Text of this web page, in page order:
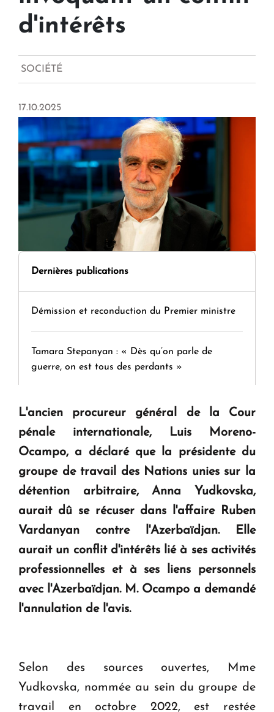
d'intérêts
SOCIÉTÉ
17.10.2025
Dernières publications
Démission et reconduction du Premier ministre
Tamara Stepanyan : « Dès qu’on parle de
guerre, on est tous des perdants »
" Tant qu'il n'existe pas d'alternative concrète, la
KASA : 30 ans d'audace, de résilience et d'avenir
en Arménie
ouvrira ses portes à Dilijan
L'ancien procureur général de la Cour
pénale internationale, Luis Moreno-
Ocampo, a déclaré que la présidente du
groupe de travail des Nations unies sur la
détention arbitraire, Anna Yudkovska,
aurait dû se récuser dans l'affaire Ruben
Vardanyan contre l'Azerbaïdjan. Elle
aurait un conflit d'intérêts lié à ses activités
professionnelles et à ses liens personnels
avec l'Azerbaïdjan. M. Ocampo a demandé
l'annulation de l'avis.
Selon des sources ouvertes, Mme
Yudkovska, nommée au sein du groupe de
travail en octobre 2022, est restée